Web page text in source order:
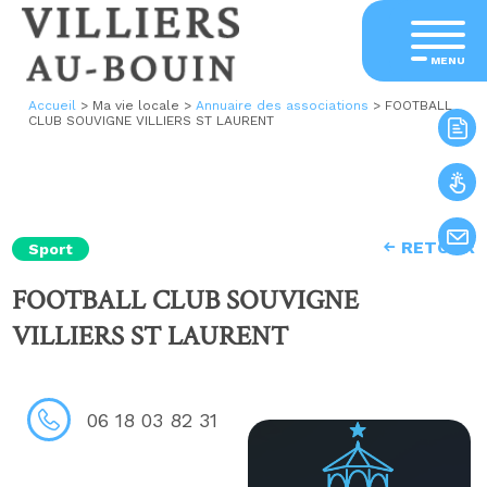
MENU
Accueil > Ma vie locale >Annuaire des associations > FOOTBALL
CLUB SOUVIGNE VILLIERS ST LAURENT
Sport RETOUR
FOOTBALL CLUB SOUVIGNE
VILLIERS ST LAURENT
06 18 03 82 31